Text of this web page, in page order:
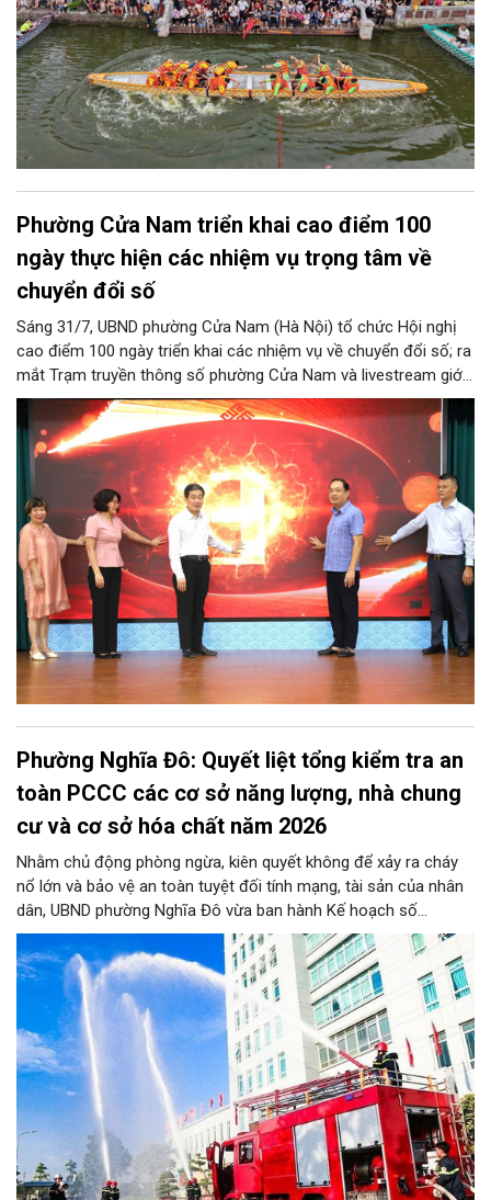
Phường Cửa Nam triển khai cao điểm 100
ngày thực hiện các nhiệm vụ trọng tâm về
chuyển đổi số
Sáng 31/7, UBND phường Cửa Nam (Hà Nội) tổ chức Hội nghị
cao điểm 100 ngày triển khai các nhiệm vụ về chuyển đổi số; ra
mắt Trạm truyền thông số phường Cửa Nam và livestream giới
thiệu các sản phẩm du lịch gắn với di sản, văn hóa kiến trúc
trên địa bàn.
Phường Nghĩa Đô: Quyết liệt tổng kiểm tra an
toàn PCCC các cơ sở năng lượng, nhà chung
cư và cơ sở hóa chất năm 2026
Nhằm chủ động phòng ngừa, kiên quyết không để xảy ra cháy
nổ lớn và bảo vệ an toàn tuyệt đối tính mạng, tài sản của nhân
dân, UBND phường Nghĩa Đô vừa ban hành Kế hoạch số
276/KH-UBND. Theo đó, từ nay đến trước ngày 25/11/2026,
phường Nghĩa Đô sẽ ra quân kiểm tra định kỳ và đột xuất đối
với 100% cơ sở năng lượng, nhà chung cư (bao gồm nhà tập
thể, nhà đa năng/hỗn hợp) và cơ sở hóa chất trên toàn địa bàn,
đặc biệt dứt điểm kiểm tra toàn bộ các cơ sở nhà chung cư.